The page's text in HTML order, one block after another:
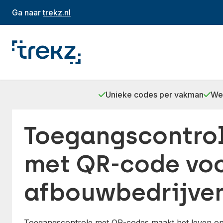
Ga naartrekz.nl
Unieke codes per vakman
met QR-code